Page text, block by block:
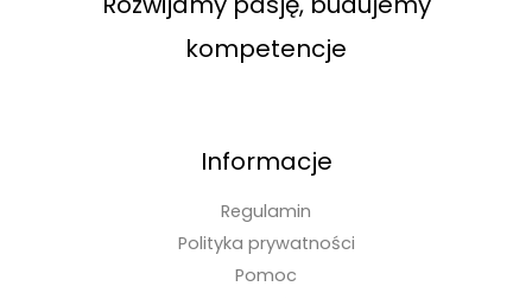
kompetencje
Informacje
Regulamin
Polityka prywatności
Pomoc